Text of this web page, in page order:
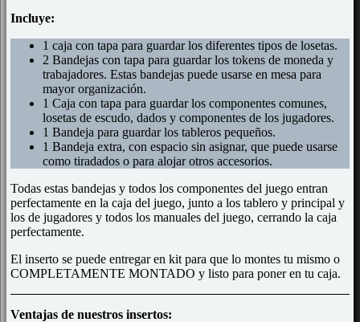
Incluye:
1 caja con tapa para guardar los diferentes tipos de losetas.
2 Bandejas con tapa para guardar los tokens de moneda y
trabajadores. Estas bandejas puede usarse en mesa para
mayor organización.
1 Caja con tapa para guardar los componentes comunes,
losetas de escudo, dados y componentes de los jugadores.
1 Bandeja para guardar los tableros pequeños.
1 Bandeja extra, con espacio sin asignar, que puede usarse
como tiradados o para alojar otros accesorios.
Todas estas bandejas y todos los componentes del juego entran
perfectamente en la caja del juego, junto a los tablero y principal y
los de jugadores y todos los manuales del juego, cerrando la caja
perfectamente.
El inserto se puede entregar en kit para que lo montes tu mismo o
COMPLETAMENTE MONTADO y listo para poner en tu caja.
Ventajas de nuestros insertos: